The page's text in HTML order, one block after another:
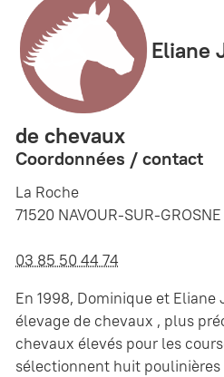
Eliane
de chevaux
Coordonnées / contact
La Roche
71520 NAVOUR-SUR-GROSNE
03 85 50 44 74
En 1998, Dominique et
élevage de chevaux , plus
chevaux élevés pour les
sélectionnent huit